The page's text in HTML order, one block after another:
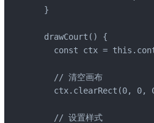
  }
  drawCourt() {
const ctx =
    // 清空画布
ctx.clearRect(0, 0,
    // 设置样式